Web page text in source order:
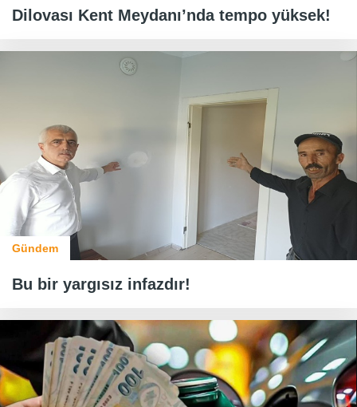
Dilovası Kent Meydanı’nda tempo yüksek!
Gündem
Bu bir yargısız infazdır!